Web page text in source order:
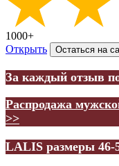
1000+
Открыть
Остаться на
За каждый отзыв
Распродажа
>>
LALIS размеры 46-